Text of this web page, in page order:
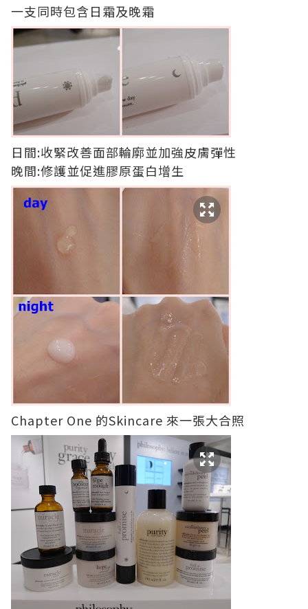
一支同時包含日霜及晚霜
日間:收緊改善面部輪廓並加強皮膚彈性
晚間:修護並促進膠原蛋白增生
Chapter One 的Skincare 來一張大合照